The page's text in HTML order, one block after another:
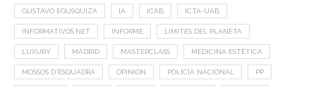
GUSTAVO EGUSQUIZA IA ICAB ICTA-UAB
INFORMATIVOS.NET INFORME LIMITES DEL PLANETA
LUXURY MADRID MASTERCLASS MEDICINA ESTÉTICA
MOSSOS D'ESQUADRA OPINIÓN POLICÍA NACIONAL PP